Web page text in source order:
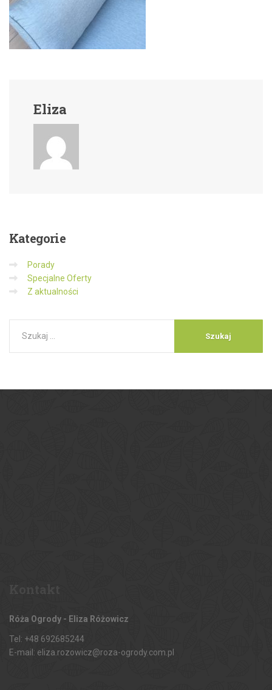
Eliza
Kategorie
Porady
Specjalne Oferty
Z aktualności
Róża Ogrody - Eliza Różowicz
Tel: +48 692685244
E-mail: eliza.rozowicz@roza-ogrody.com.pl